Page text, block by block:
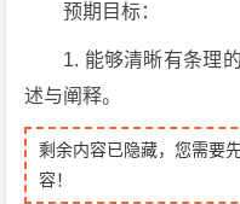
预期目标：
1. 能够清晰有条理
述与阐释。
剩余内容已隐藏，您需要
容！